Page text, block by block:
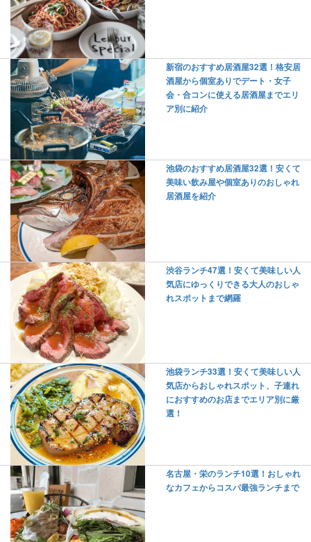
新宿のおすすめ居酒屋32選！格安居
酒屋から個室ありでデート・女子
会・合コンに使える居酒屋までエリ
ア別に紹介
池袋のおすすめ居酒屋32選！安くて
美味い飲み屋や個室ありのおしゃれ
居酒屋を紹介
渋谷ランチ47選！安くて美味しい人
気店にゆっくりできる大人のおしゃ
れスポットまで網羅
池袋ランチ33選！安くて美味しい人
気店からおしゃれスポット、子連れ
におすすめのお店までエリア別に厳
選！
名古屋・栄のランチ10選！おしゃれ
なカフェからコスパ最強ランチまで